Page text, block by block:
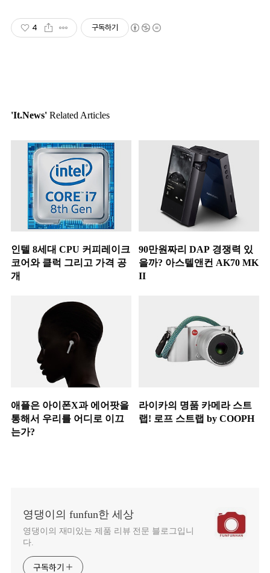
4 구독하기
'It.News' Related Articles
인텔 8세대 CPU 커피레이크
코어와 클럭 그리고 가격 공
개
90만원짜리 DAP 경쟁력 있
을까? 아스텔앤컨 AK70 MK
II
애플은 아이폰X과 에어팟을
통해서 우리를 어디로 이끄
는가?
라이카의 명품 카메라 스트
랩! 로프 스트랩 by COOPH
영댕이의 funfun한 세상
영댕이의 재미있는 제품 리뷰 전문 블로그입니
다.
구독하기